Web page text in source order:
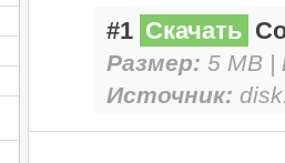
#1 Скачать
Размер: 5 MB |
Источник: